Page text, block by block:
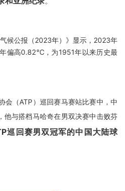
候公报（2023年）》显示，2023年
偏高0.82℃，为1951年以来历史最
会（ATP）巡回赛马赛站比赛中，中
他与搭档马哈奇在男双决赛中击败芬
巡回赛男双冠军的中国大陆球